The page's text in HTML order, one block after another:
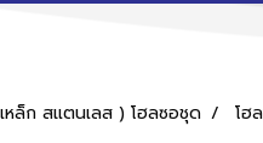
เหล็ก สแตนเลส ) โฮลซอชุด โฮ